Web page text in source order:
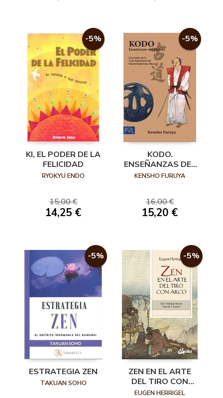
-5%
KI, EL PODER DE LA
FELICIDAD
RYOKYU ENDO
15,00 €
14,25 €
-5%
KODO.
ENSEÑANZAS DEL
PASADO
KENSHO FURUYA
16,00 €
15,20 €
-5%
ESTRATEGIA ZEN
TAKUAN SOHO
-5%
ZEN EN EL ARTE
DEL TIRO CON
ARCO
EUGEN HERRIGEL